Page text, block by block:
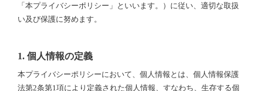
「本プライバシーポリシー」といいます。）に従い、適切な取扱
い及び保護に努めます。
1. 個人情報の定義
本プライバシーポリシーにおいて、個人情報とは、個人情報保護
法第2条第1項により定義された個人情報、すなわち、生存する個